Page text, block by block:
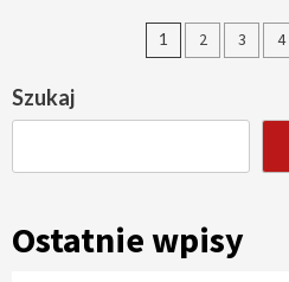
1 2 3 4
Szukaj
Ostatnie wpisy